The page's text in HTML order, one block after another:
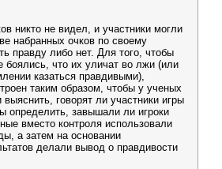
никто не видел, и участники могли
набранных очков по своему
правду либо нет. Для того, чтобы
боялись, что их уличат во лжи (или
казаться правдивыми),
таким образом, чтобы у ученых
говорят ли участники игры
определить, завышали ли игроки
вместо контроля использовали
а затем на основании
делали вывод о правдивости